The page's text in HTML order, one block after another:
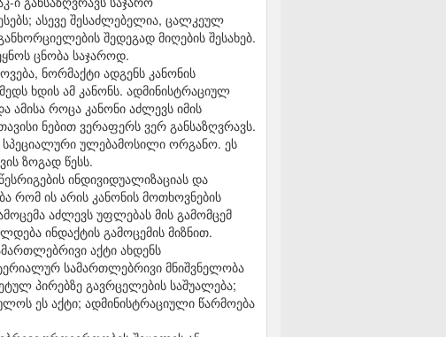
ასევე შესაძლებელია, ცალკეულ
შედეგად მიღების შესახებ.
ცნობა საჯაროდ.
ნორმაქტი ადგენს კანონის
ხდის ამ კანონს. ადმინისტრაციულ
როცა კანონი აძლევს იმის
ნებით ვერაფერს ვერ განსაზღვრავს.
სპეციალური ულებამოსილი ორგანო. ეს
ზოგად წესს.
ინდივიდუალიზაციას და
რომ ის არის კანონის მოთხოვნების
აძლევს უფლებას მის გამომცემ
ინდაქტის გამოცემის მიზნით.
აქტი ახდენს
სამართლებრივი მნიშვნელობა
პირებზე გავრცელების საშუალება;
ეს აქტი; ადმინისტრაციული წარმოება